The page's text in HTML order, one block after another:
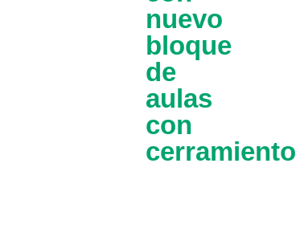
nuevo
bloque
de
aulas
con
cerramiento